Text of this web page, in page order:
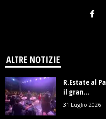
ALTRE NOTIZIE
R.Estate al
il gran...
31 Luglio 2026